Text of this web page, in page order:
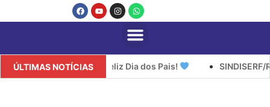
ÚLTIMAS NOTÍCIAS
Feliz Dia dos Pais! SINDISERF/RJ informa sobre